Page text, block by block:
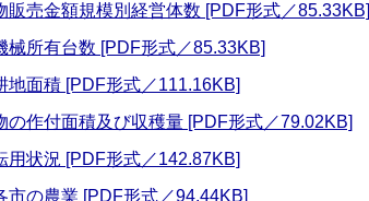
販売金額規模別経営体数 [PDF形式／85.33KB]
械所有台数 [PDF形式／85.33KB]
地面積 [PDF形式／111.16KB]
の作付面積及び収穫量 [PDF形式／79.02KB]
用状況 [PDF形式／142.87KB]
市の農業 [PDF形式／94.44KB]